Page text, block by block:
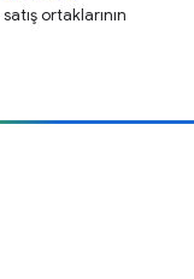
ortaklarının